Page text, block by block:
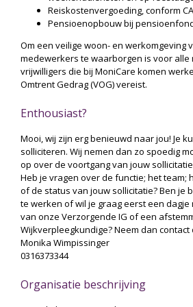
Reiskostenvergoeding, conform
Pensioenopbouw bij
Om een veilige woon- en werkomgeving
medewerkers te waarborgen is voor alle
vrijwilligers die bij MoniCare komen
Omtrent Gedrag (VOG) vereist.
Enthousiast?
Mooi, wij zijn erg benieuwd naar jou! Je
solliciteren. Wij nemen dan zo spoedig
op over de voortgang van jouw
Heb je vragen over de functie; het team;
of de status van jouw sollicitatie? Ben je
te werken of wil je graag eerst een
van onze Verzorgende IG of een
Wijkverpleegkundige? Neem dan contact
Monika Wimpissinger
0316373344
Organisatie beschrijving